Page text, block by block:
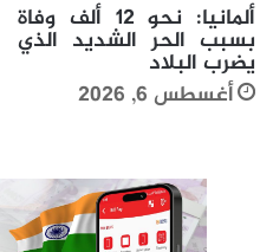
ألمانيا: نحو 12 ألف وفاة
بسبب الحر الشديد الذي
يضرب البلاد
أغسطس 6, 2026